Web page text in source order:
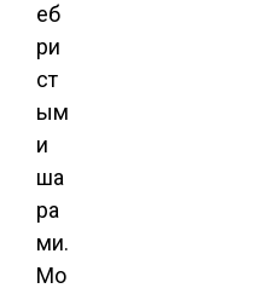
еб
ри
ст
ым
и
ша
ра
ми.
Мо